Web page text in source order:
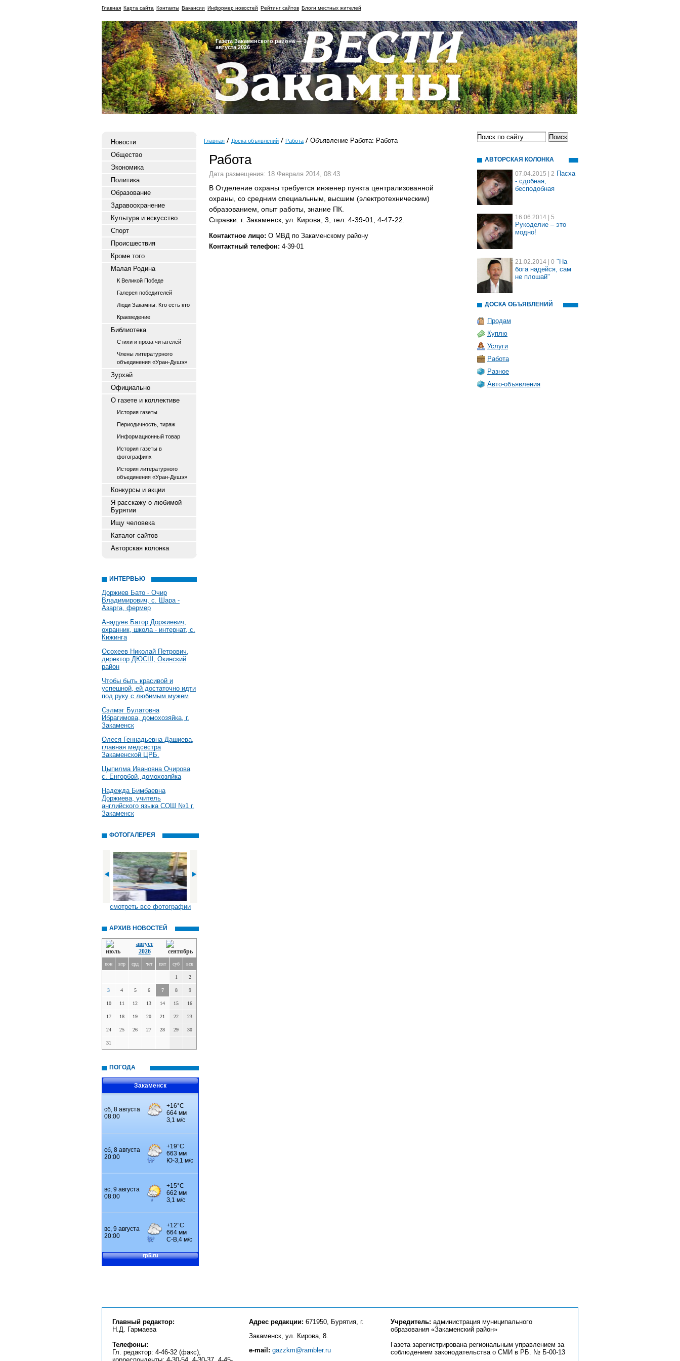
Главная Карта сайта Контакты Вакансии Информер новостей Рейтинг сайтов Блоги местных жителей
Газета Закаменского района — 3
августа 2026
Новости
Общество
Экономика
Политика
Образование
Здравоохранение
Культура и искусство
Спорт
Происшествия
Кроме того
Малая Родина
К Великой Победе
Галерея победителей
Люди Закамны. Кто есть кто
Краеведение
Библиотека
Стихи и проза читателей
Члены литературного
объединения «Уран-Душэ»
Зурхай
Официально
О газете и коллективе
История газеты
Периодичность, тираж
Информационный товар
История газеты в
фотографиях
История литературного
объединения «Уран-Душэ»
Конкурсы и акции
Я расскажу о любимой
Бурятии
Ищу человека
Каталог сайтов
Авторская колонка
ИНТЕРВЬЮ
Доржиев Бато - Очир
Владимирович, с. Шара -
Азарга, фермер
Анадуев Батор Доржиевич,
охранник, школа - интернат, с.
Кижинга
Осохеев Николай Петрович,
директор ДЮСШ, Окинский
район
Чтобы быть красивой и
успешной, ей достаточно идти
под руку с любимым мужем
Сэлмэг Булатовна
Ибрагимова, домохозяйка, г.
Закаменск
Олеся Геннадьевна Дашиева,
главная медсестра
Закаменской ЦРБ.
Цыпилма Ивановна Очирова
с. Енгорбой, домохозяйка
Надежда Бимбаевна
Доржиева, учитель
английского языка СОШ №1 г.
Закаменск
ФОТОГАЛЕРЕЯ
смотреть все фотографии
АРХИВ НОВОСТЕЙ
август
2026
пон втр срд чет пят суб вск
1 2
3 4 5 6 7 8 9
10 11 12 13 14 15 16
17 18 19 20 21 22 23
24 25 26 27 28 29 30
31
ПОГОДА
Закаменск
Главная Доска объявлений Работа Объявление Работа: Работа
Работа
Дата размещения: 18 Февраля 2014, 08:43
В Отделение охраны требуется инженер пункта централизованной
охраны, со средним специальным, высшим (электротехническим)
образованием, опыт работы, знание ПК.
Справки: г. Закаменск, ул. Кирова, 3, тел: 4-39-01, 4-47-22.
Контактное лицо: О МВД по Закаменскому району
Контактный телефон: 4-39-01
АВТОРСКАЯ КОЛОНКА
07.04.2015 | 2 Пасха
- сдобная,
бесподобная
16.06.2014 | 5
Рукоделие – это
модно!
21.02.2014 | 0 "На
бога надейся, сам
не плошай"
ДОСКА ОБЪЯВЛЕНИЙ
Продам
Куплю
Услуги
Работа
Разное
Авто-объявления
Главный редактор:
Н.Д. Гармаева
Телефоны:
Гл. редактор: 4-46-32 (факс),
Адрес редакции: 671950, Бурятия, г.
Закаменск, ул. Кирова, 8.
e-mail: gazzkm@rambler.ru
Учредитель: администрация муниципального
образования «Закаменский район»
Газета зарегистрирована региональным управлением за
соблюдением законодательства о СМИ в РБ. № Б-00-13